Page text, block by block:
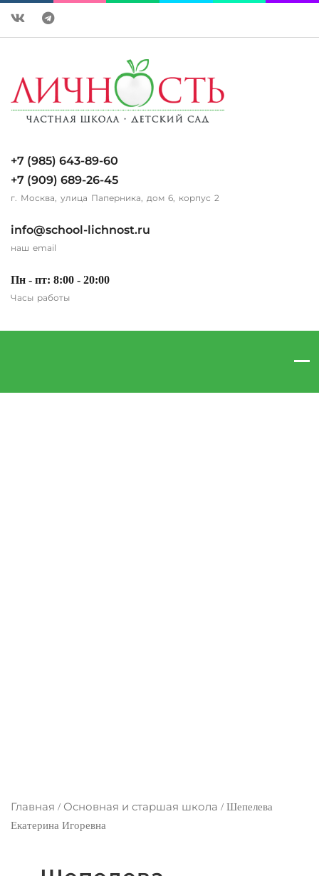
+7 (985) 643-89-60
+7 (909) 689-26-45
г. Москва, улица Паперника, дом 6, корпус 2
info@school-lichnost.ru
наш email
Пн - пт: 8:00 - 20:00
Часы работы
Главная / Основная и старшая школа / Шепелева
Екатерина Игоревна